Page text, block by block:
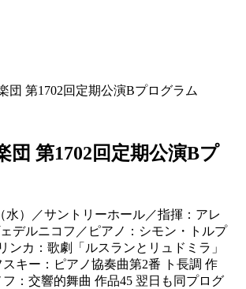
団 第1702回定期公演Bプ
水）／サントリーホール／指揮：アレ
デルニコフ／ピアノ：シモン・トルプ
ンカ：歌劇「ルスランとリュドミラ」
キー：ピアノ協奏曲第2番 ト長調 作
：交響的舞曲 作品45 翌日も同プログ